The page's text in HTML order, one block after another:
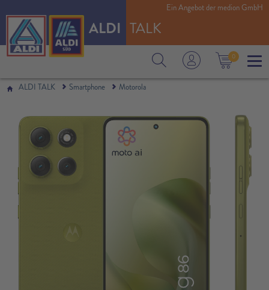
ALDI TALK
0
Ein Angebot der medion GmbH
ALDI TALK Smartphone Motorola